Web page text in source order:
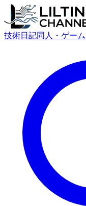
技術日記同人・ゲーム